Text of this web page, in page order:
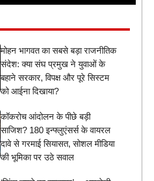
मोहन भागवत का सबसे बड़ा राजनीतिक
संदेश: क्या संघ प्रमुख ने युवाओं के
बहाने सरकार, विपक्ष और पूरे सिस्टम
को आईना दिखाया?
कॉकरोच आंदोलन के पीछे बड़ी
साजिश? 180 इन्फ्लुएंसर्स के वायरल
दावे से गरमाई सियासत, सोशल मीडिया
की भूमिका पर उठे सवाल